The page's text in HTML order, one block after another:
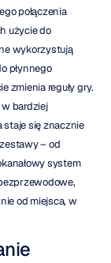
połączenia
użycie do
wykorzystują
płynnego
zmienia reguły gry.
bardziej
staje się znacznie
– od
system
od miejsca, w